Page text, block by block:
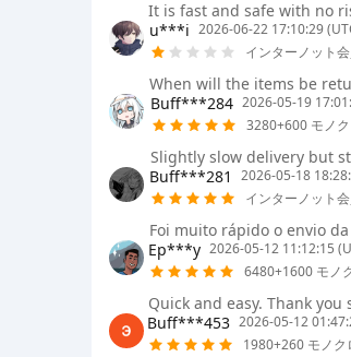
It is fast and safe with no
u***i 2026-06-22 17:10:29
インターノット
When will the items be
Buff***284 2026-05-19
3280+600 モノ
Slightly slow delivery but
Buff***281
2026-05-18
インターノット
Foi muito rápido o envio
Ep***y 2026-05-12 11:12:15
6480+1600 モノ
Quick and easy. Thank
Buff***453 2026-05-12
1980+260 モノク